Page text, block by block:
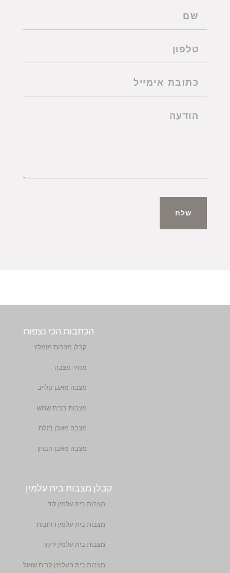
שלח
הכתבות הכי נצפות
קבלן מצבות מומלץ
מחיר מצבה
מצבה מאבן סלייב
מצבות בבית שמש
מצבה מאבן בזלת
מצבה מאבן חברון
קבלן מצבות בית עלמין
מצבות בית עלמין לוד
מצבות בית עלמין רחובות
מצבות בית עלמין ירקון
מצבות בית העלמין קרית שאול